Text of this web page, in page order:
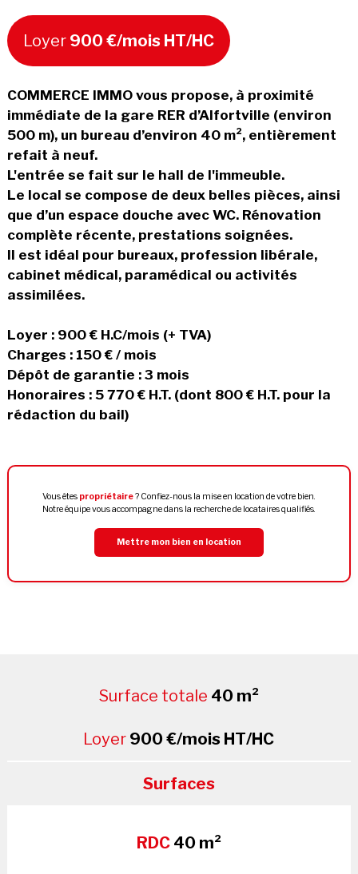
Loyer 900 €/mois HT/HC
COMMERCE IMMO vous propose, à proximité
immédiate de la gare RER d’Alfortville (environ
500 m), un bureau d’environ 40 m², entièrement
refait à neuf.
L'entrée se fait sur le hall de l'immeuble.
Le local se compose de deux belles pièces, ainsi
que d’un espace douche avec WC. Rénovation
complète récente, prestations soignées.
Il est idéal pour bureaux, profession libérale,
cabinet médical, paramédical ou activités
assimilées.
Loyer : 900 € H.C/mois (+ TVA)
Charges : 150 € / mois
Dépôt de garantie : 3 mois
Honoraires : 5 770 € H.T. (dont 800 € H.T. pour la
rédaction du bail)
Vous êtes propriétaire? Confiez-nous la mise en location de votre bien.
Notre équipe vous accompagne dans la recherche de locataires qualifiés.
Mettre mon bien en location
Surface totale 40 m²
Loyer 900 €/mois HT/HC
Surfaces
RDC 40 m²